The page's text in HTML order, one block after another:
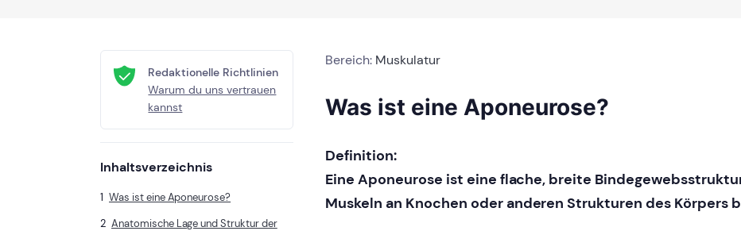
Redaktionelle Richtlinien
Warum du uns vertrauen
kannst
Inhaltsverzeichnis
Was ist eine Aponeurose?
Anatomische Lage und Struktur der
Bereich: Muskulatur
Was ist eine Aponeurose?
Definition:
Eine Aponeurose ist eine flache, breite
Muskeln an Knochen oder anderen Strukturen des Körpers